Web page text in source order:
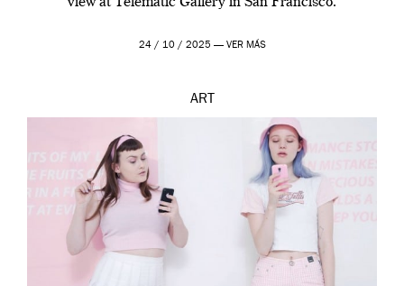
24 / 10 / 2025 — VER MÁS
ART